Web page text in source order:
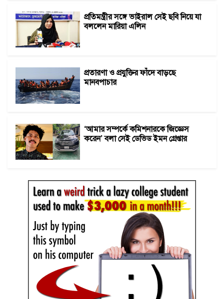
প্রতিমন্ত্রীর সঙ্গে ভাইরাল সেই ছবি নিয়ে যা
বললেন মারিয়া এলিন
প্রতারণা ও প্রযুক্তির ফাঁদে বাড়ছে
মানবপাচার
‘আমার সম্পর্কে কমিশনারকে জিজ্ঞেস
করেন’ বলা সেই ডেভিড ইমন গ্রেপ্তার